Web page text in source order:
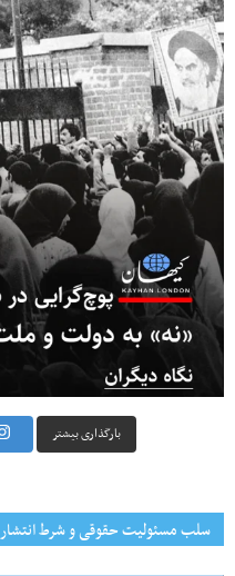
بارگذاری بیشتر
سلب مسئولیت حقوقی و شرط